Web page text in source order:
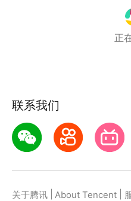
正
联系我们
关于腾讯 About Tencent